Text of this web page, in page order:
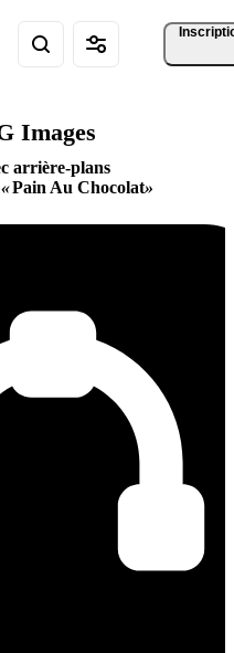
Images
arrière-plans
Pain Au Chocolat